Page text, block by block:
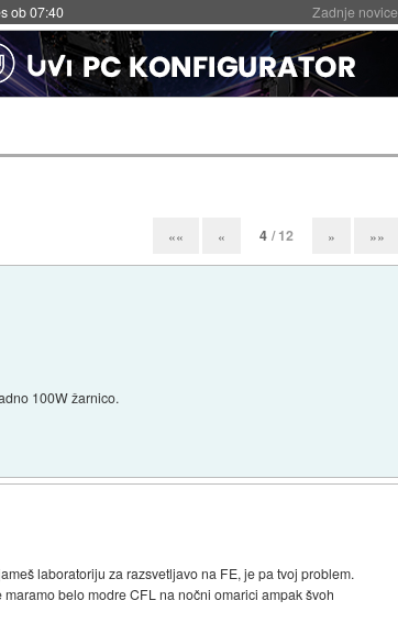
Zadnje novice
«« « 4 / 12 » »»
100W žarnico.
laboratoriju za razsvetljavo na FE, je pa tvoj problem.
belo modre CFL na nočni omarici ampak švoh